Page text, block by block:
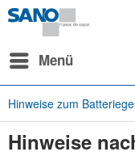
Menü
Hinweise zum
Hinweise